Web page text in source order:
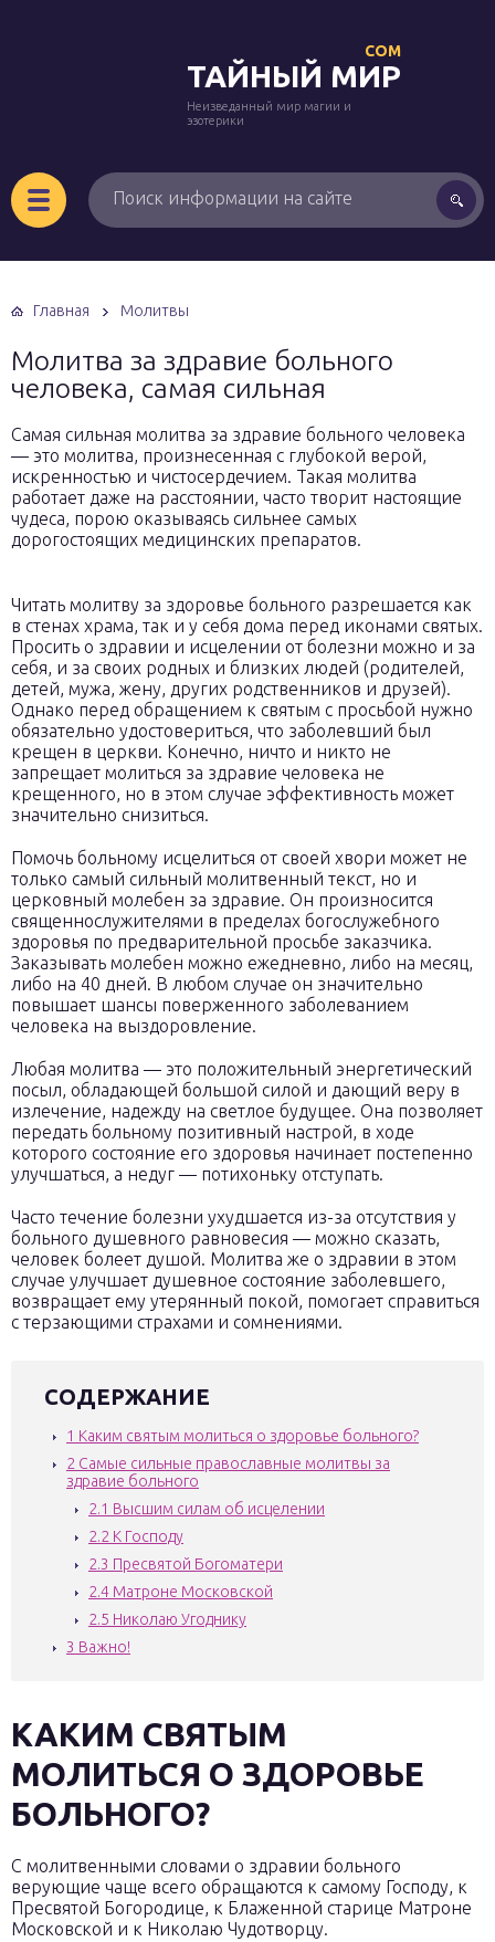
ТАЙНЫЙ МИР
COM
Неизведанный мир магии и
эзотерики
Главная Молитвы
Молитва за здравие больного
человека, самая сильная
Самая сильная молитва за здравие больного человека
— это молитва, произнесенная с глубокой верой,
искренностью и чистосердечием. Такая молитва
работает даже на расстоянии, часто творит настоящие
чудеса, порою оказываясь сильнее самых
дорогостоящих медицинских препаратов.
Читать молитву за здоровье больного разрешается как
в стенах храма, так и у себя дома перед иконами святых.
Просить о здравии и исцелении от болезни можно и за
себя, и за своих родных и близких людей (родителей,
детей, мужа, жену, других родственников и друзей).
Однако перед обращением к святым с просьбой нужно
обязательно удостовериться, что заболевший был
крещен в церкви. Конечно, ничто и никто не
запрещает молиться за здравие человека не
крещенного, но в этом случае эффективность может
значительно снизиться.
Помочь больному исцелиться от своей хвори может не
только самый сильный молитвенный текст, но и
церковный молебен за здравие. Он произносится
священнослужителями в пределах богослужебного
здоровья по предварительной просьбе заказчика.
Заказывать молебен можно ежедневно, либо на месяц,
либо на 40 дней. В любом случае он значительно
повышает шансы поверженного заболеванием
человека на выздоровление.
Любая молитва — это положительный энергетический
посыл, обладающей большой силой и дающий веру в
излечение, надежду на светлое будущее. Она позволяет
передать больному позитивный настрой, в ходе
которого состояние его здоровья начинает постепенно
улучшаться, а недуг — потихоньку отступать.
Часто течение болезни ухудшается из-за отсутствия у
больного душевного равновесия — можно сказать,
человек болеет душой. Молитва же о здравии в этом
случае улучшает душевное состояние заболевшего,
возвращает ему утерянный покой, помогает справиться
с терзающими страхами и сомнениями.
СОДЕРЖАНИЕ
1 Каким святым молиться о здоровье больного?
2 Самые сильные православные молитвы за
здравие больного
2.1 Высшим силам об исцелении
2.2 К Господу
2.3 Пресвятой Богоматери
2.4 Матроне Московской
2.5 Николаю Угоднику
3 Важно!
КАКИМ СВЯТЫМ
МОЛИТЬСЯ О ЗДОРОВЬЕ
БОЛЬНОГО?
С молитвенными словами о здравии больного
верующие чаще всего обращаются к самому Господу, к
Пресвятой Богородице, к Блаженной старице Матроне
Московской и к Николаю Чудотворцу.